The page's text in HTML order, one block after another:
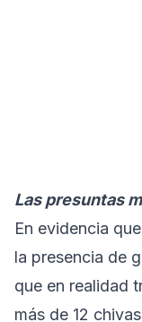
Las presuntas
En evidencia
la presencia de
que en realidad
más de 12